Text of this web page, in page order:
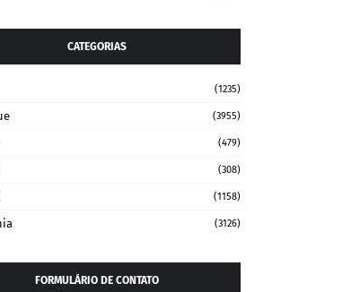
CATEGORIAS
(1235)
(3955)
(479)
(308)
(1158)
(3126)
FORMULÁRIO DE CONTATO